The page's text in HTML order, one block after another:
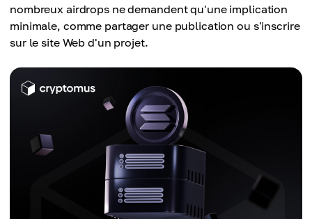
nombreux airdrops ne demandent qu'une implication
minimale, comme partager une publication ou s'inscrire
sur le site Web d'un projet.